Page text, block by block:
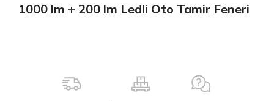
1000 lm + 200 lm Ledli Oto Tamir Feneri